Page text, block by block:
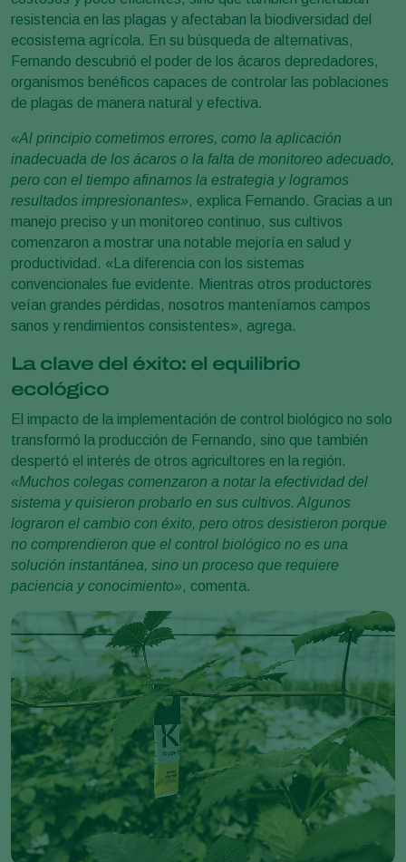
resistencia en las plagas y afectaban la biodiversidad del
ecosistema agrícola. En su búsqueda de alternativas,
Fernando descubrió el poder de los ácaros depredadores,
organismos benéficos capaces de controlar las poblaciones
de plagas de manera natural y efectiva.
«Al principio cometimos errores, como la aplicación
inadecuada de los ácaros o la falta de monitoreo adecuado,
pero con el tiempo afinamos la estrategia y logramos
resultados impresionantes», explica Fernando. Gracias a un
manejo preciso y un monitoreo continuo, sus cultivos
comenzaron a mostrar una notable mejoría en salud y
productividad. «La diferencia con los sistemas
convencionales fue evidente. Mientras otros productores
veían grandes pérdidas, nosotros manteníamos campos
sanos y rendimientos consistentes», agrega.
La clave del éxito: el equilibrio
ecológico
El impacto de la implementación de control biológico no solo
transformó la producción de Fernando, sino que también
despertó el interés de otros agricultores en la región.
«Muchos colegas comenzaron a notar la efectividad del
sistema y quisieron probarlo en sus cultivos. Algunos
lograron el cambio con éxito, pero otros desistieron porque
no comprendieron que el control biológico no es una
solución instantánea, sino un proceso que requiere
paciencia y conocimiento», comenta.